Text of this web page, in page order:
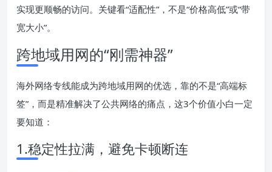
实现更顺畅的访问。关键看“适配性”，不是“价格高低”或“带
宽大小”。
跨地域用网的“刚需神器”
海外网络专线能成为跨地域用网的优选，靠的不是“高端标
签”，而是精准解决了公共网络的痛点，这3个价值小白一定
要知道：
1.稳定性拉满，避免卡顿断连